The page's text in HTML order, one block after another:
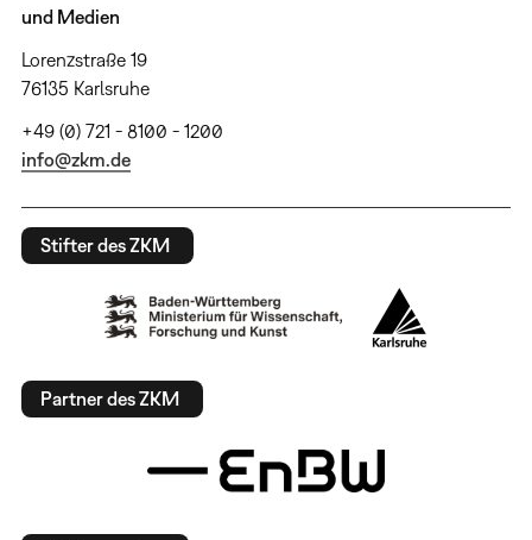
und Medien
Lorenzstraße 19
76135 Karlsruhe
+49 (0) 721 - 8100 - 1200
info@zkm.de
Stifter des ZKM
Partner des ZKM